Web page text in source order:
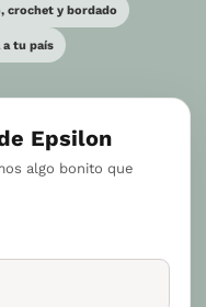
crochet y bordado
tu país
Epsilon
algo bonito que